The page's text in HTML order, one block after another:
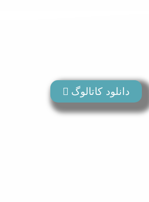
دانلود کاتالوگ